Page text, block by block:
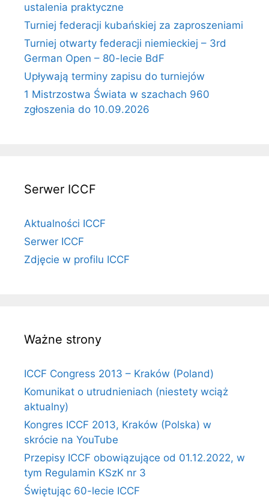
ustalenia praktyczne
Turniej federacji kubańskiej za zaproszeniami
Turniej otwarty federacji niemieckiej – 3rd
German Open – 80-lecie BdF
Upływają terminy zapisu do turniejów
1 Mistrzostwa Świata w szachach 960
zgłoszenia do 10.09.2026
Serwer ICCF
Aktualności ICCF
Serwer ICCF
Zdjęcie w profilu ICCF
Ważne strony
ICCF Congress 2013 – Kraków (Poland)
Komunikat o utrudnieniach (niestety wciąż
aktualny)
Kongres ICCF 2013, Kraków (Polska) w
skrócie na YouTube
Przepisy ICCF obowiązujące od 01.12.2022, w
tym Regulamin KSzK nr 3
Świętując 60-lecie ICCF